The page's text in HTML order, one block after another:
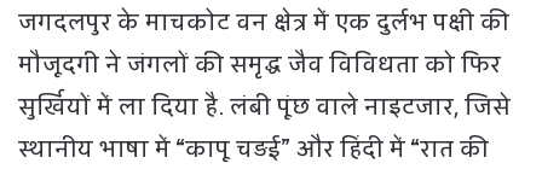
जगदलपुर के माचकोट वन क्षेत्र में एक दुर्लभ पक्षी की
मौजूदगी ने जंगलों की समृद्ध जैव विविधता को फिर
सुर्खियों में ला दिया है. लंबी पूंछ वाले नाइटजार, जिसे
स्थानीय भाषा में “कापू चड़ई” और हिंदी में “रात की